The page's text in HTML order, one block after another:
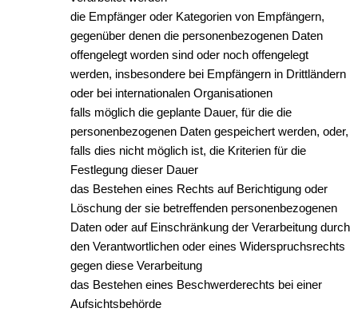
die Empfänger oder Kategorien von Empfängern,
gegenüber denen die personenbezogenen Daten
offengelegt worden sind oder noch offengelegt
werden, insbesondere bei Empfängern in Drittländern
oder bei internationalen Organisationen
falls möglich die geplante Dauer, für die die
personenbezogenen Daten gespeichert werden, oder,
falls dies nicht möglich ist, die Kriterien für die
Festlegung dieser Dauer
das Bestehen eines Rechts auf Berichtigung oder
Löschung der sie betreffenden personenbezogenen
Daten oder auf Einschränkung der Verarbeitung durch
den Verantwortlichen oder eines Widerspruchsrechts
gegen diese Verarbeitung
das Bestehen eines Beschwerderechts bei einer
Aufsichtsbehörde